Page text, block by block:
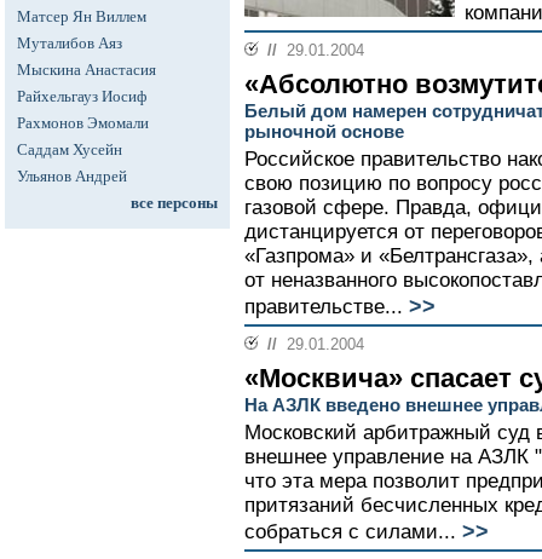
Матсер Ян Виллем
Муталибов Аяз
Мыскина Анастасия
Райхельгауз Иосиф
Рахмонов Эмомали
Саддам Хусейн
Ульянов Андрей
все персоны
// 29.01.2004
«Абсолютно
Белый дом намерен
рыночной основе
Российское правительство
свою позицию по вопросу
газовой сфере. Правда,
дистанцируется от
«Газпрома» и
от неназванного
правительстве... >>
// 29.01.2004
«Москвича» спасает
На АЗЛК введено внешнее
Московский арбитражный суд
внешнее управление на АЗЛК
что эта мера позволит
притязаний бесчисленных
собраться с силами... >>